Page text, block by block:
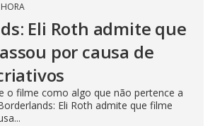
Eli Roth admite que
por causa de
o filme como algo que não pertence a
Eli Roth admite que filme